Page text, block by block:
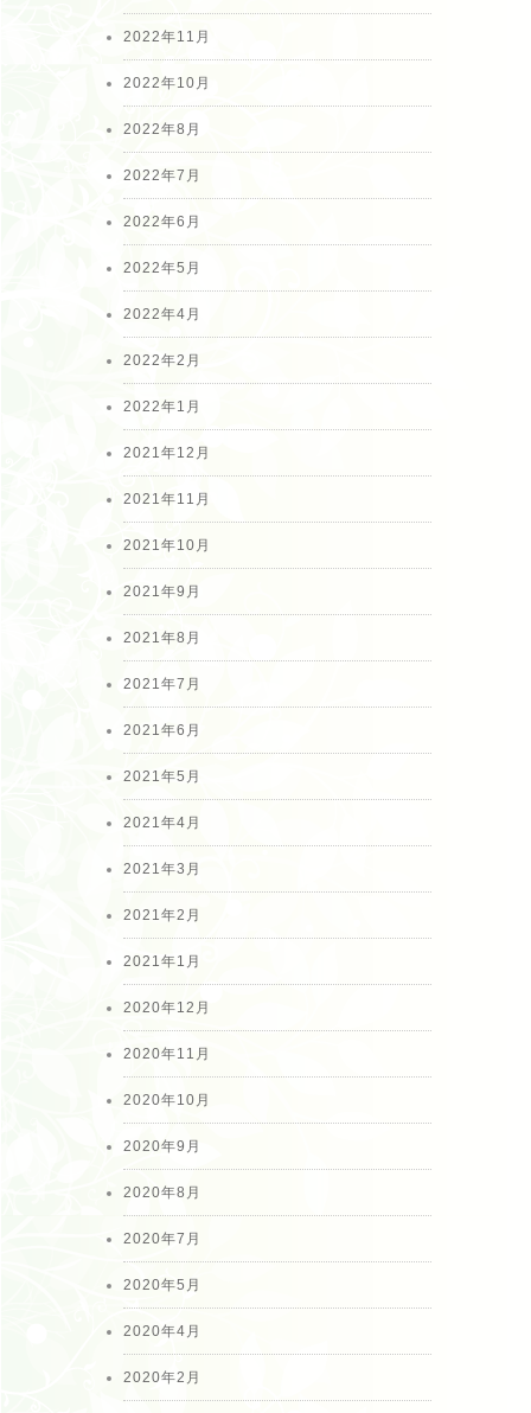
2022年11月
2022年10月
2022年8月
2022年7月
2022年6月
2022年5月
2022年4月
2022年2月
2022年1月
2021年12月
2021年11月
2021年10月
2021年9月
2021年8月
2021年7月
2021年6月
2021年5月
2021年4月
2021年3月
2021年2月
2021年1月
2020年12月
2020年11月
2020年10月
2020年9月
2020年8月
2020年7月
2020年5月
2020年4月
2020年2月